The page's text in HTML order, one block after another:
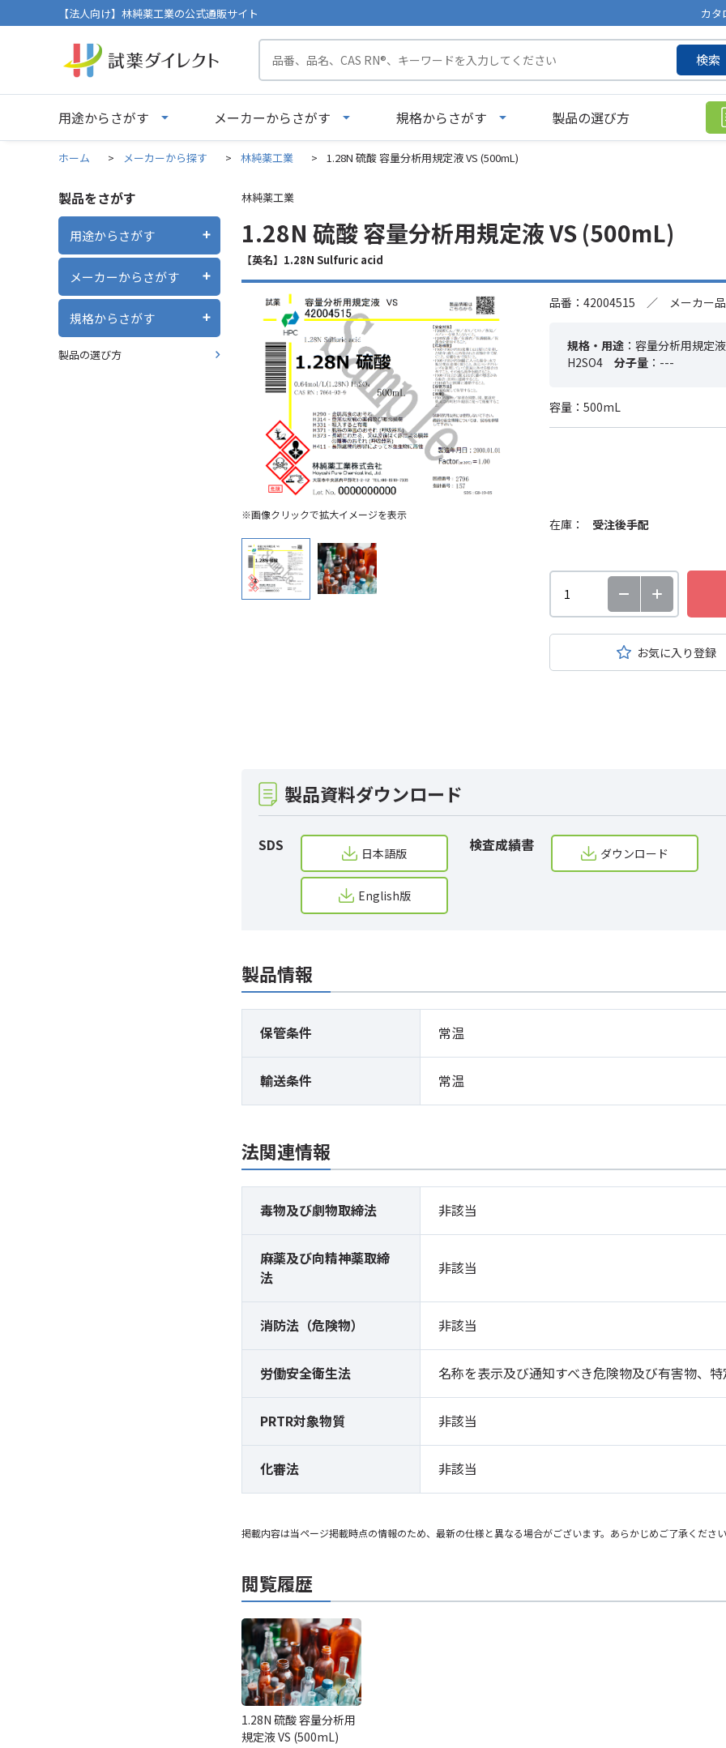
【法人向け】林純薬工業の公式通販サイト カタ
検索
用途からさがす メーカーからさがす 規格からさがす 製品の選び方
ホーム > メーカーから探す > 林純薬工業 > 1.28N 硫酸 容量分析用規定液 VS (500mL)
製品をさがす
用途からさがす
メーカーからさがす
規格からさがす
製品の選び方
林純薬工業
1.28N 硫酸 容量分析用規定液 VS (500mL)
【英名】1.28N Sulfuric acid
※画像クリックで拡大イメージを表示
品番：42004515 ／ メーカー
規格・用途 ：容量分析用規定
H2SO4
分子量 ：---
容量：500mL
在庫： 受注後手配
お気に入り登録
製品資料ダウンロード
SDS 日本語版
English版
検査成績書 ダウンロード
製品情報
保管条件 常温
輸送条件 常温
法関連情報
毒物及び劇物取締法 非該当
麻薬及び向精神薬取締
法
非該当
消防法（危険物） 非該当
労働安全衛生法 名称を表示及び通知すべき危険物及び有害物、
PRTR対象物質 非該当
化審法 非該当
掲載内容は当ページ掲載時点の情報のため、最新の仕様と異なる場合がございます。あらかじめご了承くださ
閲覧履歴
1.28N 硫酸 容量分析用
規定液 VS (500mL)